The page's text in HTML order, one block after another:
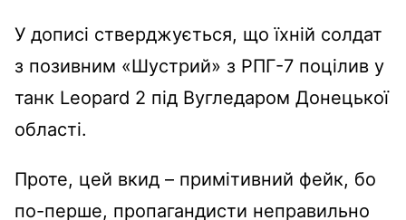
У дописі стверджується, що їхній солдат
з позивним «Шустрий» з РПГ-7 поцілив у
танк Leopard 2 під Вугледаром Донецької
області.
Проте, цей вкид – примітивний фейк, бо
по-перше, пропагандисти неправильно